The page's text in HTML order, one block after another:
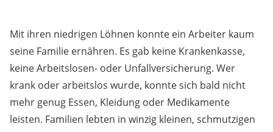
Mit ihren niedrigen Löhnen konnte ein Arbeiter kaum
seine Familie ernähren. Es gab keine Krankenkasse,
keine Arbeitslosen- oder Unfallversicherung. Wer
krank oder arbeitslos wurde, konnte sich bald nicht
mehr genug Essen, Kleidung oder Medikamente
leisten. Familien lebten in winzig kleinen, schmutzigen